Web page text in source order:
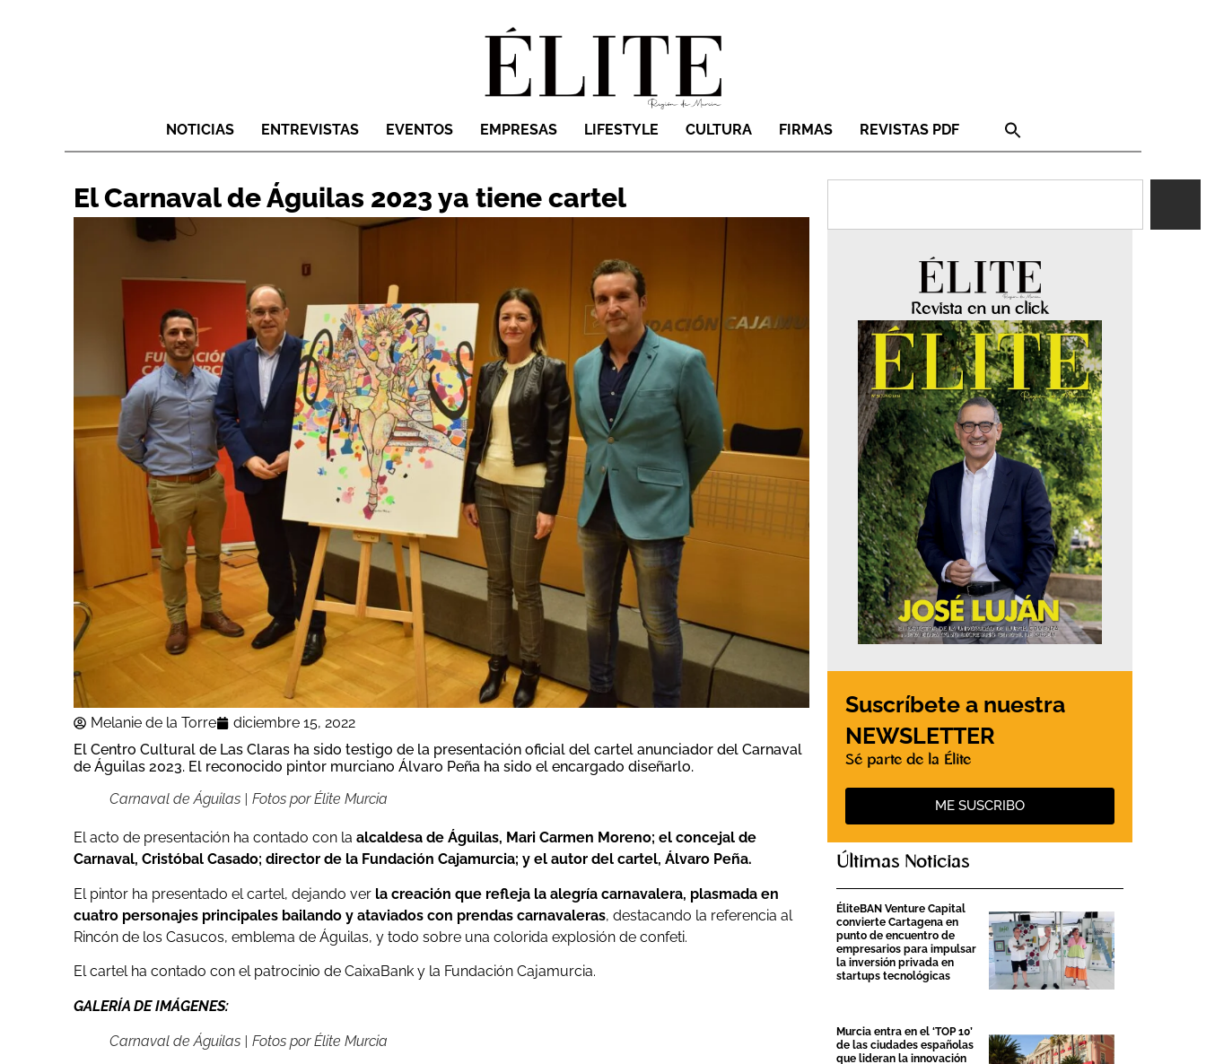
NOTICIAS ENTREVISTAS EVENTOS EMPRESAS LIFESTYLE CULTURA FIRMAS REVISTAS PDF
El Carnaval de Águilas 2023 ya tiene cartel
Melanie de la Torre
diciembre 15, 2022
El Centro Cultural de Las Claras ha sido testigo de la presentación oficial del cartel anunciador del Carnaval
de Águilas 2023. El reconocido pintor murciano Álvaro Peña ha sido el encargado diseñarlo.
Carnaval de Águilas | Fotos por Élite Murcia
El acto de presentación ha contado con la alcaldesa de Águilas, Mari Carmen Moreno; el concejal de
Carnaval, Cristóbal Casado; director de la Fundación Cajamurcia; y el autor del cartel, Álvaro Peña.
El pintor ha presentado el cartel, dejando ver la creación que refleja la alegría carnavalera, plasmada en
cuatro personajes principales bailando y ataviados con prendas carnavaleras, destacando la referencia al
Rincón de los Casucos, emblema de Águilas, y todo sobre una colorida explosión de confeti.
El cartel ha contado con el patrocinio de CaixaBank y la Fundación Cajamurcia.
GALERÍA DE IMÁGENES:
Carnaval de Águilas | Fotos por Élite Murcia
Revista en un click
Suscríbete a nuestra
NEWSLETTER
Sé parte de la Élite
ME SUSCRIBO
Últimas Noticias
ÉliteBAN Venture Capital
convierte Cartagena en
punto de encuentro de
empresarios para impulsar
la inversión privada en
startups tecnológicas
Murcia entra en el ‘TOP 10’
de las ciudades españolas
que lideran la innovación